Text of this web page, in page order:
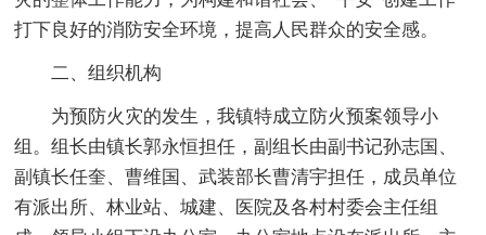
打下良好的消防安全环境，提高人民群众的安全感。
二、组织机构
为预防火灾的发生，我镇特成立防火预案领导小
组。组长由镇长郭永恒担任，副组长由副书记孙志国、
副镇长任奎、曹维国、武装部长曹清宇担任，成员单位
有派出所、林业站、城建、医院及各村村委会主任组